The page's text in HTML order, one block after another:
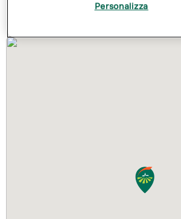
Personalizza